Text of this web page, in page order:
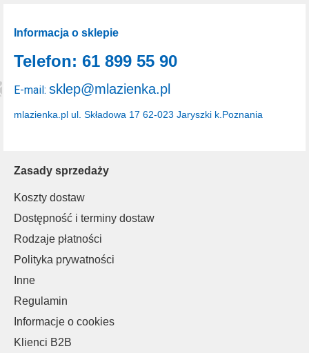
Zasady sprzedaży
Koszty dostaw
Dostępność i terminy dostaw
Rodzaje płatności
Polityka prywatności
Inne
Regulamin
Informacje o cookies
Klienci B2B
Informacja o sklepie
mlazienka.pl ul. Składowa 17 62-023 Jaryszki k.Poznania
Telefon: 61 899 55 90
E-mail: sklep@mlazienka.pl